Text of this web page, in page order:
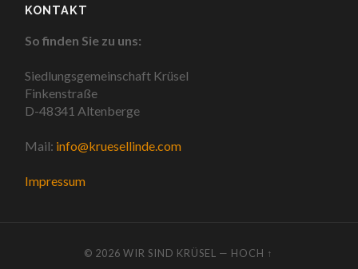
KONTAKT
So finden Sie zu uns:
Siedlungsgemeinschaft Krüsel
Finkenstraße
D-48341 Altenberge
Mail: info@kruesellinde.com
Impressum
© 2026WIR SIND KRÜSEL — HOCH ↑